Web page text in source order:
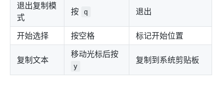
退出复制模
式
按 q 退出
开始选择 按空格 标记开始位置
复制文本
移动光标后按
y
复制到系统剪贴板